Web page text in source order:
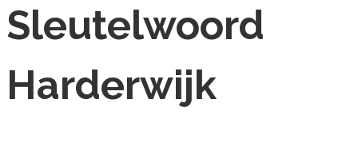
Sleutelwoord
Harderwijk